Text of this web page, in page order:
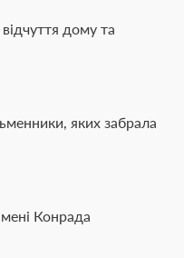
дому та
яких забрала
Конрада